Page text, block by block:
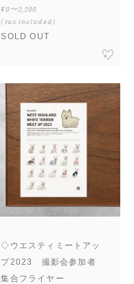
¥0〜2,200
(tax included)
SOLD OUT
◇ウエスティミートアッ
プ2023 撮影会参加者
集合フライヤー